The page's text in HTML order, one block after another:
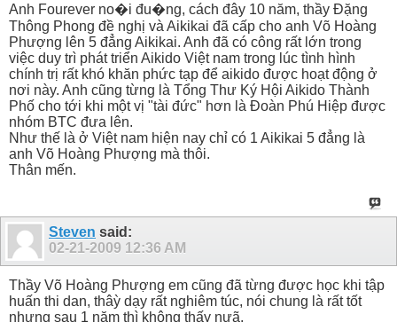
Anh Fourever no�i đu�ng, cách đây 10 năm, thầy Đặng
Thông Phong đề nghị và Aikikai đã cấp cho anh Võ Hoàng
Phượng lên 5 đẳng Aikikai. Anh đã có công rất lớn trong
việc duy trì phát triển Aikido Việt nam trong lúc tình hình
chính trị rất khó khăn phức tạp để aikido được hoạt động ở
nơi này. Anh cũng từng là Tổng Thư Ký Hội Aikido Thành
Phố cho tới khi một vị "tài đức" hơn là Đoàn Phú Hiệp được
nhóm BTC đưa lên.
Như thế là ở Việt nam hiện nay chỉ có 1 Aikikai 5 đẳng là
anh Võ Hoàng Phượng mà thôi.
Thân mến.
Steven said:
02-21-2009 12:36 AM
Thầy Võ Hoàng Phượng em cũng đã từng được học khi tập
huấn thi dan, thâỳ dạy rất nghiêm túc, nói chung là rất tốt
nhưng sau 1 năm thì không thấy nưã.